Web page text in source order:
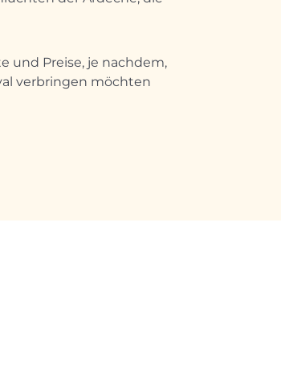
und Preise, je nachdem,
verbringen möchten